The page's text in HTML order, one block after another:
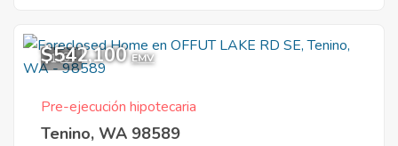
1
$542,100 EMV
Pre-ejecución hipotecaria
Tenino, WA 98589